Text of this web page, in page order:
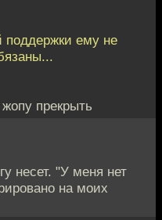
поддержки ему не
прекрыть
несет. "У меня нет
на моих